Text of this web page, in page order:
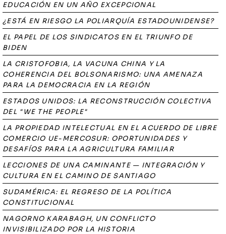
EDUCACIÓN EN UN AÑO EXCEPCIONAL
¿ESTÁ EN RIESGO LA POLIARQUÍA ESTADOUNIDENSE?
EL PAPEL DE LOS SINDICATOS EN EL TRIUNFO DE
BIDEN
LA CRISTOFOBIA, LA VACUNA CHINA Y LA
COHERENCIA DEL BOLSONARISMO: UNA AMENAZA
PARA LA DEMOCRACIA EN LA REGIÓN
ESTADOS UNIDOS: LA RECONSTRUCCIÓN COLECTIVA
DEL "WE THE PEOPLE"
LA PROPIEDAD INTELECTUAL EN EL ACUERDO DE LIBRE
COMERCIO UE-MERCOSUR: OPORTUNIDADES Y
DESAFÍOS PARA LA AGRICULTURA FAMILIAR
LECCIONES DE UNA CAMINANTE — INTEGRACIÓN Y
CULTURA EN EL CAMINO DE SANTIAGO
SUDAMÉRICA: EL REGRESO DE LA POLÍTICA
CONSTITUCIONAL
NAGORNO KARABAGH, UN CONFLICTO
INVISIBILIZADO POR LA HISTORIA